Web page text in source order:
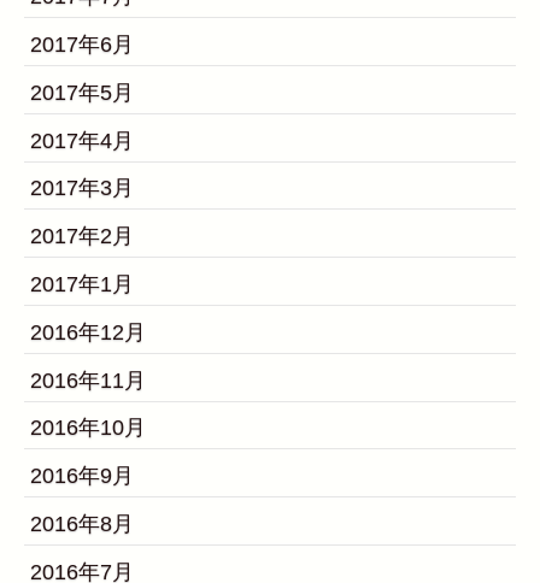
2017年6月
2017年5月
2017年4月
2017年3月
2017年2月
2017年1月
2016年12月
2016年11月
2016年10月
2016年9月
2016年8月
2016年7月